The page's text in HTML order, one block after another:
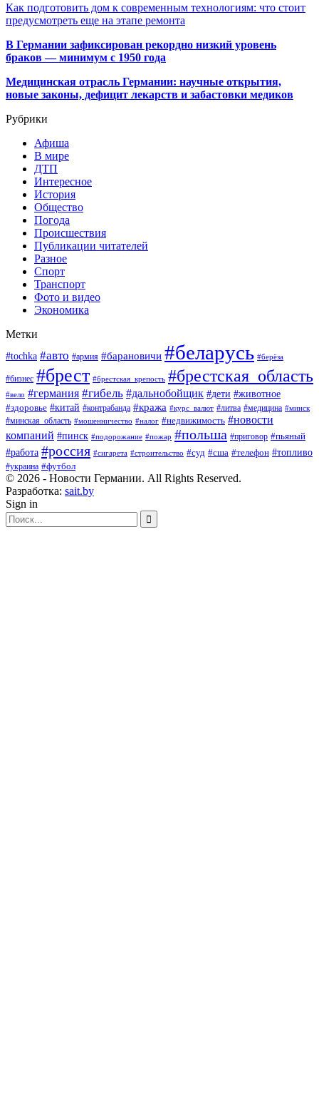
Как подготовить дом к современным технологиям: что стоит
предусмотреть еще на этапе ремонта
В Германии зафиксирован рекордно низкий уровень
браков — минимум с 1950 года
Медицинская отрасль Германии: научные открытия,
новые законы, дефицит лекарств и забастовки медиков
Рубрики
Афиша
В мире
ДТП
Интересное
История
Общество
Погода
Происшествия
Публикации читателей
Разное
Спорт
Транспорт
Фото и видео
Экономика
Метки
#tochka #авто #армия #барановичи #беларусь #берёза
#бизнес #брест #брестская_крепость #брестская_область
#вело #германия #гибель #дальнобойщик #дети #животное
#здоровье #китай #контрабанда #кража #курс_валют #литва #медицина #минск
#минская_область #мошенничество #налог #недвижимость #новости
компаний #пинск #подорожание #пожар #польша #приговор #пьяный
#работа #россия #сигарета #строительство #суд #сша #телефон #топливо
#украина #футбол
© 2026 - Новости Германии. All Rights Reserved.
Разработка: sait.by
Sign in